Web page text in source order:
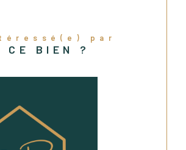
par
CE BIEN ?